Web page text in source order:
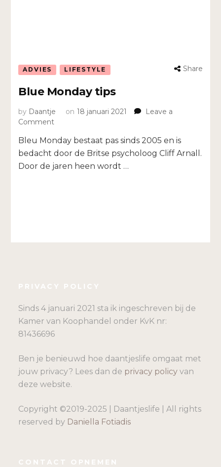
ADVIES LIFESTYLE Share
Blue Monday tips
by Daantje on 18 januari 2021
Leave a
Comment
Monday
tips
Bleu Monday bestaat pas sinds 2005 en is
bedacht door de Britse psycholoog Cliff Arnall.
Door de jaren heen wordt …
PRIVACY POLICY
Sinds 4 januari 2021 sta ik ingeschreven bij de
Kamer van Koophandel onder KvK nr:
81436696
Ben je benieuwd hoe daantjeslife omgaat met
jouw privacy? Lees dan de privacy policy van
deze website.
Copyright ©2019-2025 | Daantjeslife | All rights
reserved by Daniella Fotiadis
CONTACT OPNEMEN